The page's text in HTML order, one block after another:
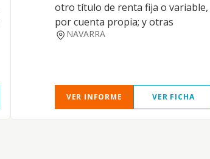
otro título de renta fija o variable,
por cuenta propia; y otras
NAVARRA
VER INFORME VER FICHA